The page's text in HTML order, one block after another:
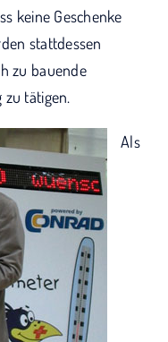
keine Geschenke
stattdessen
zu bauende
zu tätigen.
Als